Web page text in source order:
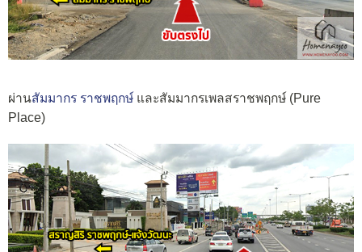
ผ่านสัมมากร ราชพฤกษ์ และสัมมากรเพลสราชพฤกษ์ (Pure
Place)